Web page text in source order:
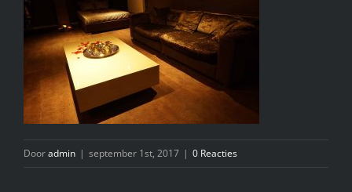
INFO
KIDS SPA PARTY
GIFTCARD
Dooradmin | september 1st, 2017 | 0 Reacties